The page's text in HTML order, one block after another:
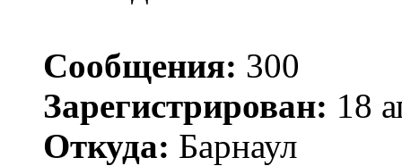
Сообщения: 300
Зарегистрирован: 18
Откуда: Барнаул